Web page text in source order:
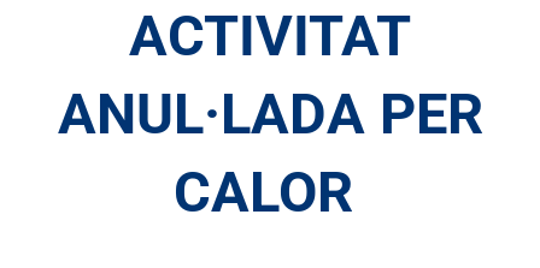
ACTIVITAT
ANUL·LADA PER
CALOR